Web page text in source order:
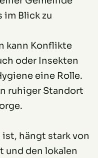
im Blick zu
kann Konflikte
oder Insekten
eine Rolle.
ruhiger Standort
hängt stark von
und den lokalen